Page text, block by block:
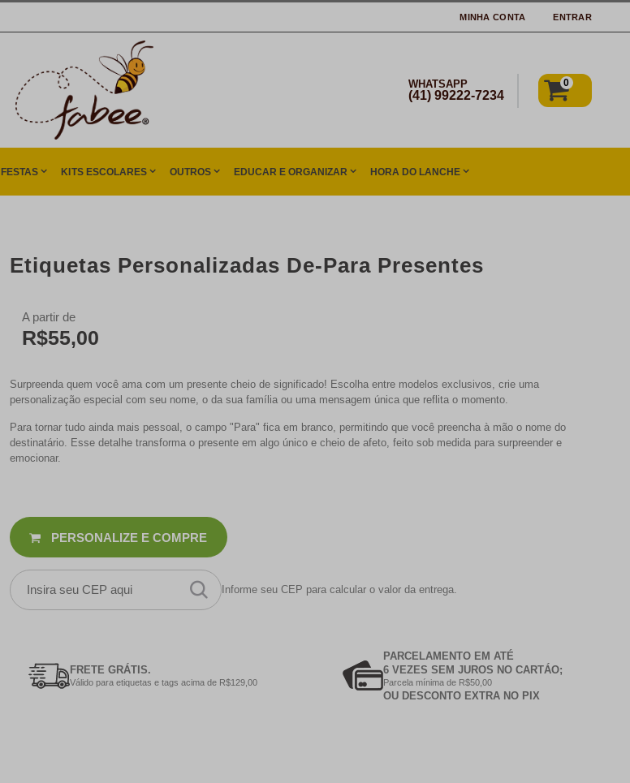
MINHA CONTA ENTRAR
WHATSAPP
(41) 99222-7234
0
FESTAS KITS ESCOLARES OUTROS EDUCAR E ORGANIZAR HORA DO LANCHE
Etiquetas Personalizadas De-Para Presentes
A partir de
R$55,00
Surpreenda quem você ama com um presente cheio de significado! Escolha entre modelos exclusivos,crie uma
personalização especial com seu nome , o da sua família ou uma mensagem única que reflita o momento.
Para tornar tudo ainda mais pessoal, o campo "Para" fica em branco, permitindo que você preencha à mão o nome do
destinatário. Esse detalhe transforma o presente em algo único e cheio de afeto, feito sob medida para surpreender e
emocionar.
PERSONALIZE E COMPRE
Informe seu CEP para calcular o valor da entrega.
FRETE GRÁTIS.
Válido para etiquetas e tags acima de R$129,00
PARCELAMENTO EM ATÉ
6 VEZES SEM JUROS NO CARTÁO;
Parcela mínima de R$50,00
OU DESCONTO EXTRA NO PIX